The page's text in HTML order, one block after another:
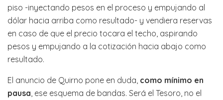
piso -inyectando pesos en el proceso y empujando al
dólar hacia arriba como resultado- y vendiera reservas
en caso de que el precio tocara el techo, aspirando
pesos y empujando a la cotización hacia abajo como
resultado.
El anuncio de Quirno pone en duda, como mínimo en
pausa , ese esquema de bandas. Será el Tesoro, no el